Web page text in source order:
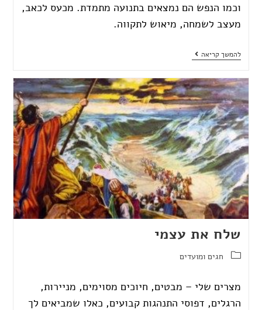
וכמו הנפש הם נמצאים בתנועה מתמדת. מכעס לכאב,
מעצב לשמחה, מיאוש לתקווה.
להמשך קריאה
שלח את עצמי
חגים ומועדים
מצרים שלי – מבטים, חיוכים מסוימים, מניירות,
הרגלים, דפוסי התנהגות קבועים, כאלו שמביאים לך